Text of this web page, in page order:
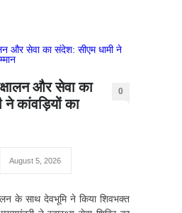
और सेवा का
ने कांवड़ियों का
0
August 5, 2026
के साथ देवभूमि ने किया शिवभक्त